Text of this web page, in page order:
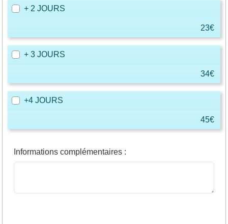
+ 2 JOURS
23€
+ 3 JOURS
34€
+4 JOURS
45€
Informations complémentaires :